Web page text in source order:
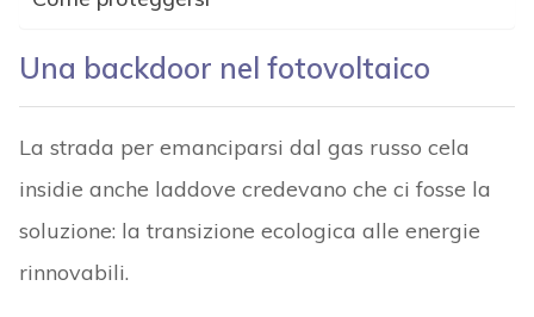
Una backdoor nel fotovoltaico
La strada per emanciparsi dal gas russo cela
insidie anche laddove credevano che ci fosse la
soluzione: la transizione ecologica alle energie
rinnovabili.